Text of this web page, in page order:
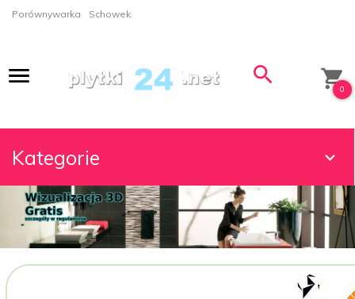
Porównywarka Schowek
0
Kategorie